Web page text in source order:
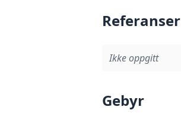
Referanser
Ikke oppgitt
Gebyr